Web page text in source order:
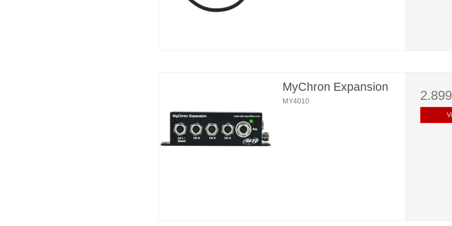
MyChron Expansion
MY4010